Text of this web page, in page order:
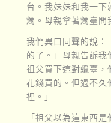
台。我妹妹和我一下
燭。母親拿著燭臺問
我們異口同聲的說：
的了。」母親告訴我
祖父買下這對蠟臺，
花錢買的。但過不久
裡。」
「祖父以為這東西